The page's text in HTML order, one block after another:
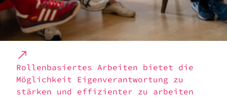
Rollen­ba­sier­tes Arbei­ten bietet die
Möglich­keit Eigen­ver­ant­wor­tung zu
stär­ken und effi­zi­en­ter zu arbei­ten